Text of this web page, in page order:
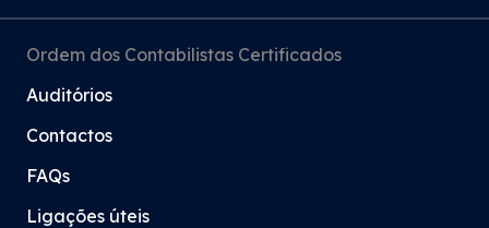
Ordem dos Contabilistas Certificados
Auditórios
Contactos
FAQs
Ligações úteis